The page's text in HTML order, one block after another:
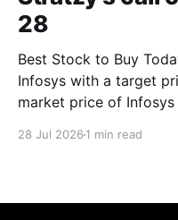
28
Best Stock to Buy
Infosys with a target
market price of Infosys
28 Jul 2026 1 min read